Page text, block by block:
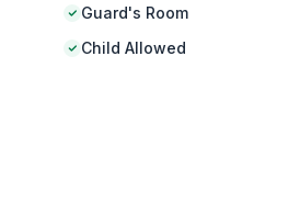
Guard's Room
Child Allowed